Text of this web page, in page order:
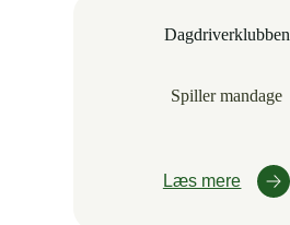
Dagdriverklubben
Spiller mandage
Læs mere